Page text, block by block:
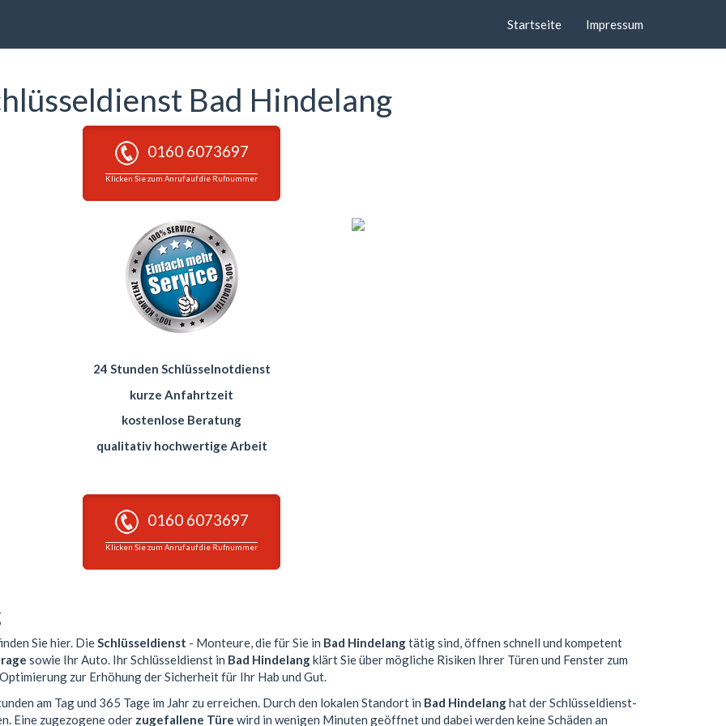
Startseite Impressum
Bad Hindelang
0160 6073697
Klicken Sie zum Anruf auf die Rufnummer
24 Stunden Schlüsselnotdienst
kurze Anfahrtzeit
kostenlose Beratung
qualitativ hochwertige Arbeit
0160 6073697
Klicken Sie zum Anruf auf die Rufnummer
Sie hier. DieSchlüsseldienst - Monteure, die für Sie in Bad Hindelangtätig sind, öffnen schnell und kompetent
sowie Ihr Auto. Ihr Schlüsseldienst in Bad Hindelangklärt Sie über mögliche Risiken Ihrer Türen und Fenster zum
zur Erhöhung der Sicherheit für Ihr Hab und Gut.
am Tag und 365 Tage im Jahr zu erreichen. Durch den lokalen Standort in Bad Hindelanghat der Schlüsseldienst-
Eine zugezogene oder zugefallene Türe wird in wenigen Minuten geöffnet und dabei werden keine Schäden an